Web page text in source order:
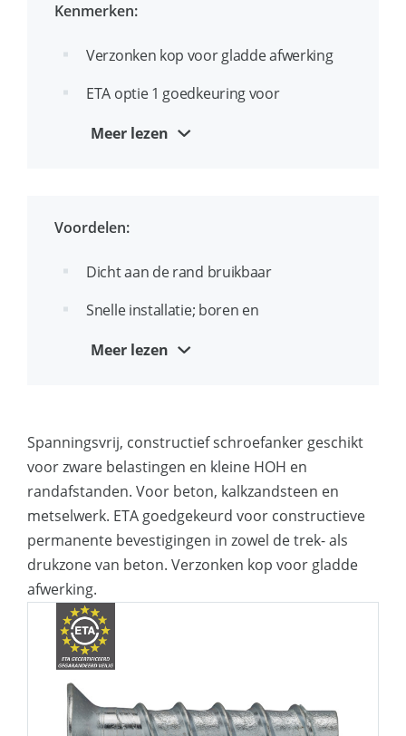
Kenmerken:
Verzonken kop voor gladde afwerking
ETA optie 1 goedkeuring voor
Zwaarlast schroefanker zonder losse
Geschikt voor ondergronden met zowel
hoge als geringe drukvastheid: beton,
Meer lezen
Voordelen:
Dicht aan de rand bruikbaar
Snelle installatie; boren en
herbruikbaar in geval van tijdelijke
verankeringen
Esthetische en gladde afwerking in bvb
slobgaten in staal
Geschikt voor kleine randafstanden
Meer lezen
Spanningsvrij, constructief schroefanker geschikt
voor zware belastingen en kleine HOH en
randafstanden. Voor beton, kalkzandsteen en
metselwerk. ETA goedgekeurd voor constructieve
permanente bevestigingen in zowel de trek- als
drukzone van beton. Verzonken kop voor gladde
afwerking.